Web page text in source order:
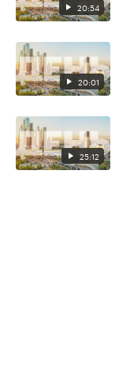
20:54
20:01
25:12